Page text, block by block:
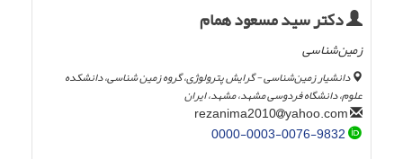
دکتر سید مسعود همام
زمین‌شناسی
دانشیار زمین‌شناسی - گرایش پترولوژی، گروه زمین شناسی، دانشکده
علوم، دانشگاه فردوسی مشهد، مشهد، ایران
yahoo.com
0000-0003-0076-9832